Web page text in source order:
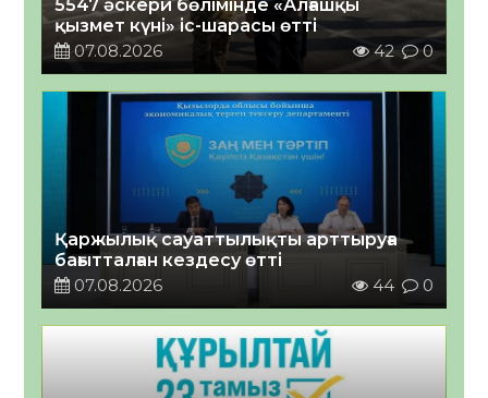
5547 әскери бөлімінде «Алғашқы
қызмет күні» іс-шарасы өтті
07.08.2026
42 0
Қаржылық сауаттылықты арттыруға
бағытталған кездесу өтті
07.08.2026
44 0